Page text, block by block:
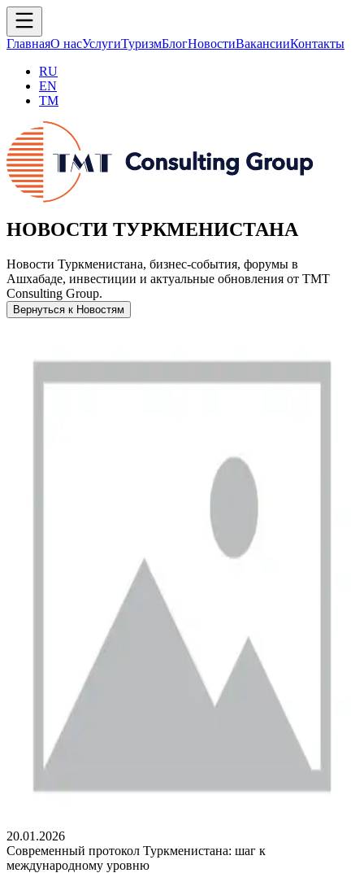
ГлавнаяО насУслугиТуризмБлогНовостиВакансииКонтакты
RU
EN
TM
НОВОСТИ ТУРКМЕНИСТАНА
Новости Туркменистана, бизнес-события, форумы в
Ашхабаде, инвестиции и актуальные обновления от TMT
Consulting Group.
Вернуться к Новостям
20.01.2026
Современный протокол Туркменистана: шаг к
международному уровню